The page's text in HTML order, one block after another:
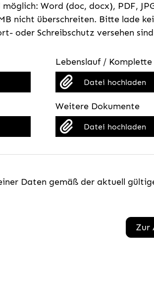
Word (doc, docx), PDF,
nicht überschreiten. Bitte lade
oder Schreibschutz versehen
Lebenslauf /
Datei hochladen
Weitere Dokumente
Datei hochladen
Daten gemäß der aktuell
Zur